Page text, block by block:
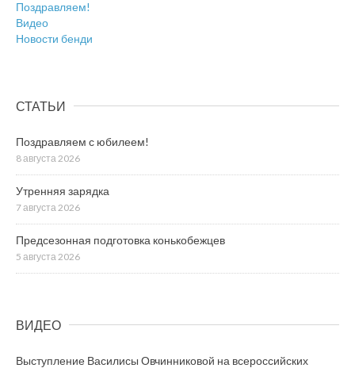
Поздравляем!
Видео
Новости бенди
СТАТЬИ
Поздравляем с юбилеем!
8 августа 2026
Утренняя зарядка
7 августа 2026
Предсезонная подготовка конькобежцев
5 августа 2026
ВИДЕО
Выступление Василисы Овчинниковой на всероссийских